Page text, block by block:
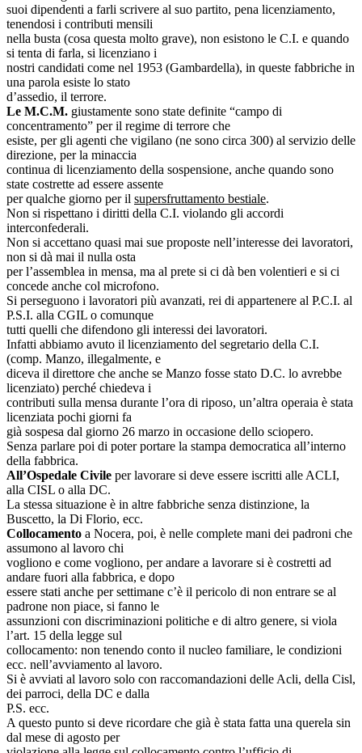
suoi dipendenti a farli scrivere al suo partito, pena licenziamento,
tenendosi i contributi mensili
nella busta (cosa questa molto grave), non esistono le C.I. e quando
si tenta di farla, si licenziano i
nostri candidati come nel 1953 (Gambardella), in queste fabbriche in
una parola esiste lo stato
d’assedio, il terrore.
Le M.C.M. giustamente sono state definite “campo di
concentramento” per il regime di terrore che
esiste, per gli agenti che vigilano (ne sono circa 300) al servizio delle
direzione, per la minaccia
continua di licenziamento della sospensione, anche quando sono
state costrette ad essere assente
per qualche giorno per il supersfruttamento bestiale.
Non si rispettano i diritti della C.I. violando gli accordi
interconfederali.
Non si accettano quasi mai sue proposte nell’interesse dei lavoratori,
non si dà mai il nulla osta
per l’assemblea in mensa, ma al prete si ci dà ben volentieri e si ci
concede anche col microfono.
Si perseguono i lavoratori più avanzati, rei di appartenere al P.C.I. al
P.S.I. alla CGIL o comunque
tutti quelli che difendono gli interessi dei lavoratori.
Infatti abbiamo avuto il licenziamento del segretario della C.I.
(comp. Manzo, illegalmente, e
diceva il direttore che anche se Manzo fosse stato D.C. lo avrebbe
licenziato) perché chiedeva i
contributi sulla mensa durante l’ora di riposo, un’altra operaia è stata
licenziata pochi giorni fa
già sospesa dal giorno 26 marzo in occasione dello sciopero.
Senza parlare poi di poter portare la stampa democratica all’interno
della fabbrica.
All’Ospedale Civile per lavorare si deve essere iscritti alle ACLI,
alla CISL o alla DC.
La stessa situazione è in altre fabbriche senza distinzione, la
Buscetto, la Di Florio, ecc.
Collocamento a Nocera, poi, è nelle complete mani dei padroni che
assumono al lavoro chi
vogliono e come vogliono, per andare a lavorare si è costretti ad
andare fuori alla fabbrica, e dopo
essere stati anche per settimane c’è il pericolo di non entrare se al
padrone non piace, si fanno le
assunzioni con discriminazioni politiche e di altro genere, si viola
l’art. 15 della legge sul
collocamento: non tenendo conto il nucleo familiare, le condizioni
ecc. nell’avviamento al lavoro.
Si è avviati al lavoro solo con raccomandazioni delle Acli, della Cisl,
dei parroci, della DC e dalla
P.S. ecc.
A questo punto si deve ricordare che già è stata fatta una querela sin
dal mese di agosto per